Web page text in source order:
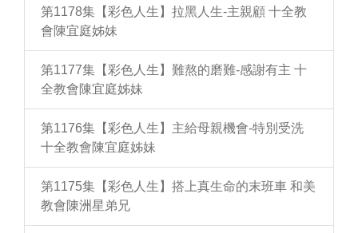
第1178集【彩色人生】拉黑人生-主親顧 十全教
會陳宜庭姊妹
第1177集【彩色人生】難熬的磨難-感謝有主 十
全教會陳宜庭姊妹
第1176集【彩色人生】主給母親機會-特別受洗
十全教會陳宜庭姊妹
第1175集【彩色人生】搭上真生命的末班車 和美
教會陳洲星弟兄